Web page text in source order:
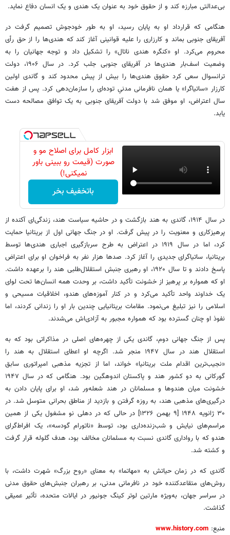
بی‌عدالتی مبارزه کند و از حقوق خود به عنوان یک هندی و یک انسان دفاع نماید.
هنگامی که قرارداد او به پایان رسید، او به‌ طور خودجوش تصمیم گرفت در
آفریقای جنوبی بماند و کارزاری را علیه قوانینی آغاز کند که هندی‌ها را از حق رأی
محروم می‌کرد. او «کنگره هندی ناتال» را تشکیل داد و توجه جهانیان را به
وضعیت اسف‌بار هندی‌ها در آفریقای جنوبی جلب کرد. در سال ۱۹۰۶، دولت
ترانسوال سعی کرد حقوق هندی‌ها را بیش از پیش محدود کند و گاندی اولین
کارزار «ساتیاگرا» یا همان نافرمانی مدنیِ توده‌ای را سازمان‌دهی کرد. پس از هفت
سال اعتراض، او موفق شد با دولت آفریقای جنوبی به یک توافق مصالحه دست
یابد.
ابزار کامل برای اصلاح مو و
صورت (قیمت رو ببینی باور
نمیکنی!)
باتخفیف بخر
در سال ۱۹۱۴، گاندی به هند بازگشت و در حاشیه سیاست هند، زندگی‌ای آکنده از
پرهیزکاری و معنویت را در پیش گرفت. او در جنگ جهانی اول از بریتانیا حمایت
کرد، اما در سال ۱۹۱۹ در اعتراض به طرح سربازگیری اجباری هندی‌ها توسط
بریتانیا، ساتیاگرای جدیدی را آغاز کرد. صدها هزار نفر به فراخوان او برای اعتراض
پاسخ دادند و تا سال ۱۹۲۰، او رهبری جنبش استقلال‌طلبی هند را برعهده داشت.
او که همواره بر پرهیز از خشونت تأکید داشت، بر وحدت همه انسان‌ها تحت لوای
یک خداوند واحد تأکید می‌کرد و در کنار آموزه‌های هندو، اخلاقیات مسیحی و
اسلامی را نیز تبلیغ می‌نمود. مقامات بریتانیایی چندین بار او را زندانی کردند، اما
نفوذ او چنان گسترده بود که همواره مجبور به آزادی‌اش می‌شدند.
پس از جنگ جهانی دوم، گاندی یکی از چهره‌های اصلی در مذاکراتی بود که به
استقلال هند در سال ۱۹۴۷ منجر شد. اگرچه او اعطای استقلال به هند را
«نجیب‌ترین اقدام ملت بریتانیا» خواند، اما از تجزیه مذهبی امپراتوری سابق
گورکانی به دو کشور هند و پاکستان اندوهگین بود. هنگامی که در سال ۱۹۴۷
خشونت میان هندوها و مسلمانان در هند شعله‌ور شد، او برای پایان دادن به
درگیری‌های مذهبی هند، به روزه گرفتن و بازدید از مناطق بحرانی متوسل شد. در
۳۰ ژانویه ۱۹۴۸ [۹ بهمن ۱۳۲۶] در حالی که در دهلی نو مشغول یکی از همین
مراسم‌های نیایش و شب‌زنده‌داری بود، توسط «ناتورام گودسه»، یک افراط‌گرای
هندو که با رواداری گاندی نسبت به مسلمانان مخالف بود، هدف گلوله قرار گرفت
و کشته شد.
گاندی که در زمان حیاتش به «مهاتما» به معنای «روح بزرگ» شهرت داشت، با
روش‌های متقاعدکننده خود در نافرمانی مدنی، بر رهبران جنبش‌های حقوق مدنی
در سراسر جهان، به‌ویژه مارتین لوتر کینگ جونیور در ایالات متحده، تأثیر عمیقی
گذاشت.
منبع: www.history.com